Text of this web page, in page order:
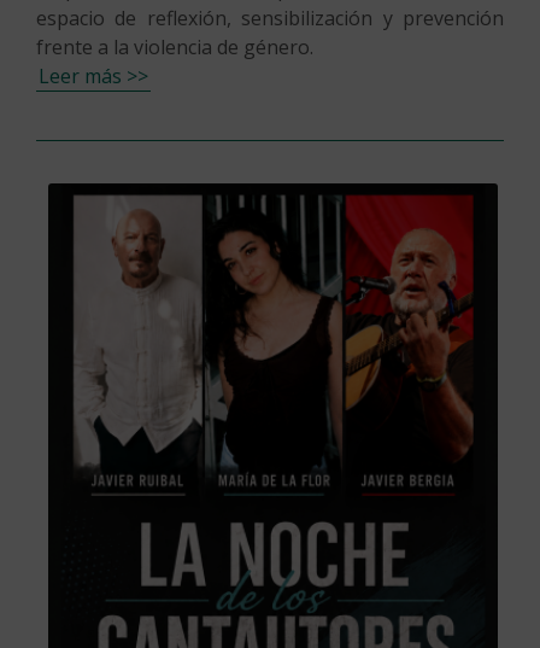
espacio de reflexión, sensibilización y prevención
frente a la violencia de género.
Leer más >>